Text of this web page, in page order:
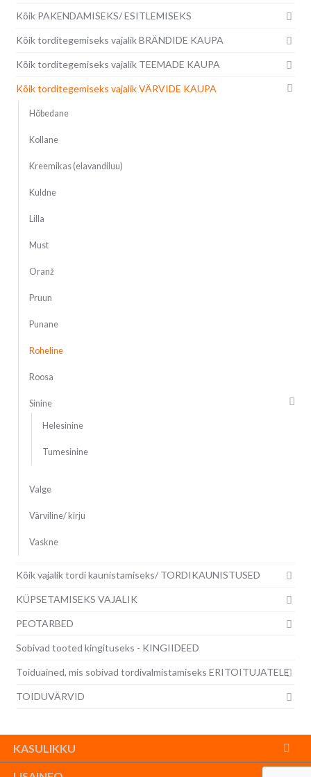
Kõik PAKENDAMISEKS/ ESITLEMISEKS
Kõik torditegemiseks vajalik BRÄNDIDE KAUPA
Kõik torditegemiseks vajalik TEEMADE KAUPA
Kõik torditegemiseks vajalik VÄRVIDE KAUPA
Hõbedane
Kollane
Kreemikas (elavandiluu)
Kuldne
Lilla
Must
Oranž
Pruun
Punane
Roheline
Roosa
Sinine
Helesinine
Tumesinine
Valge
Värviline/ kirju
Vaskne
Kõik vajalik tordi kaunistamiseks/ TORDIKAUNISTUSED
KÜPSETAMISEKS VAJALIK
PEOTARBED
Sobivad tooted kingituseks - KINGIIDEED
Toiduained, mis sobivad tordivalmistamiseks ERITOITUJATELE
TOIDUVÄRVID
KASULIKKU